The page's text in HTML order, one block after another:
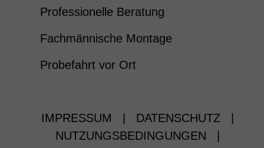
Professionelle Beratung
Fachmännische Montage
Probefahrt vor Ort
IMPRESSUM DATENSCHUTZ
NUTZUNGSBEDINGUNGEN